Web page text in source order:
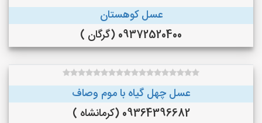
عسل کوهستان
09372520400 (گرگان )
عسل چهل گیاه با موم وصاف
09364396682 (کرمانشاه )